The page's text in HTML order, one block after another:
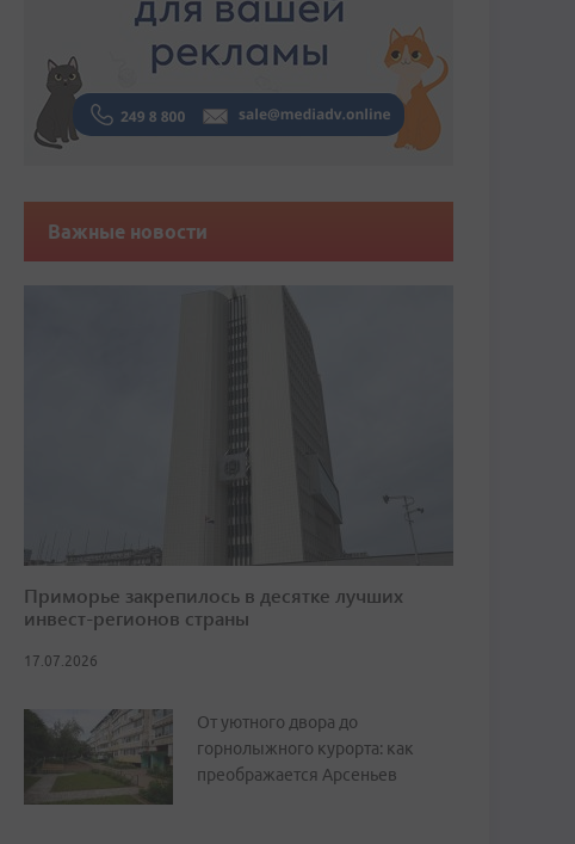
Важные новости
Приморье закрепилось в десятке лучших
инвест-регионов страны
17.07.2026
От уютного двора до
горнолыжного курорта: как
преображается Арсеньев